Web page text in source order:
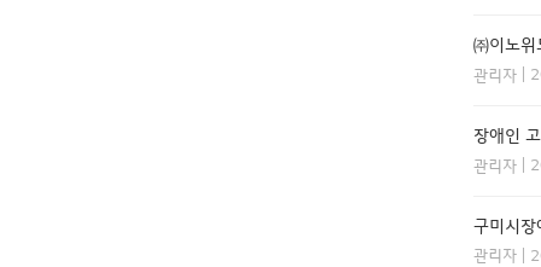
㈜이노위
관리자 |
장애인
관리자 |
구미시장
관리자 |